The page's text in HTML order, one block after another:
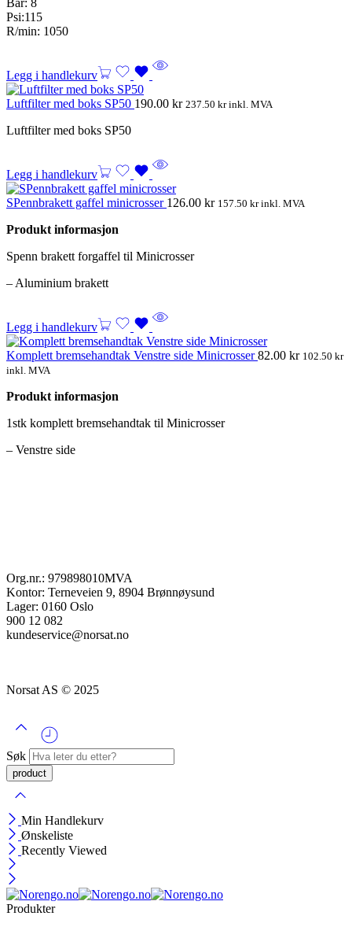
Psi:115
R/min: 1050
Legg i handlekurv
Luftfilter med boks SP50 190.00 kr 237.50 krinkl. MVA
Luftfilter med boks SP50
Legg i handlekurv
SPennbrakett gaffel minicrosser 126.00 kr 157.50 krinkl. MVA
Produkt informasjon
Spenn brakett forgaffel til Minicrosser
– Aluminium brakett
Legg i handlekurv
Komplett bremsehandtak Venstre side Minicrosser82.00 kr 102.50 kr
inkl. MVA
Produkt informasjon
1stk komplett bremsehandtak til Minicrosser
– Venstre side
Org.nr.: 979898010MVA
Kontor: Terneveien 9, 8904 Brønnøysund
Lager: 0160 Oslo
900 12 082
kundeservice@norsat.no
Norsat AS © 2025
Søk
Min Handlekurv
Ønskeliste
Recently Viewed
Produkter